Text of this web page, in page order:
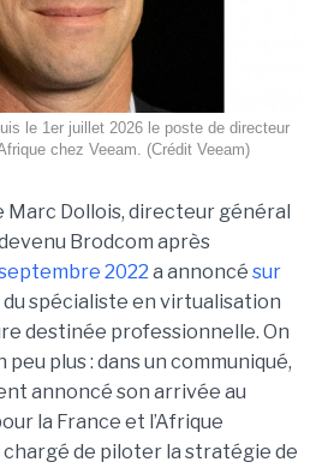
le 1er juillet 2026 le poste de directeur
chez Veeam. (Crédit Veeam)
Marc Dollois, directeur général
Brodcom après
2022 a annoncé sur
spécialiste en virtualisation
destinée professionnelle. On
peu plus : dans un communiqué,
annoncé son arrivée au
la France et l’Afrique
de piloter la stratégie de